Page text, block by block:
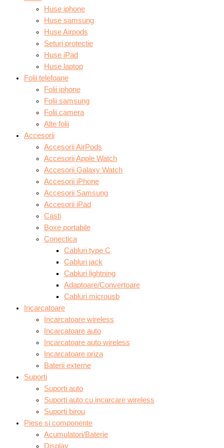
Huse iphone
Huse samsung
Huse Airpods
Seturi protectie
Huse iPad
Huse laptop
Folii telefoane
Folii iphone
Folii samsung
Folii camera
Alte folii
Accesorii
Accesorii AirPods
Accesorii Apple Watch
Accesorii Galaxy Watch
Accesorii iPhone
Accesorii Samsung
Accesorii iPad
Casti
Boxe portabile
Conectica
Cabluri type C
Cabluri jack
Cabluri lightning
Adaptoare/Convertoare
Cabluri microusb
Incarcatoare
Incarcatoare wireless
Incarcatoare auto
Incarcatoare auto wireless
Incarcatoare priza
Baterii externe
Suporti
Suporti auto
Suporti auto cu incarcare wireless
Suporti birou
Piese si componente
Acumulatori/Baterie
Display